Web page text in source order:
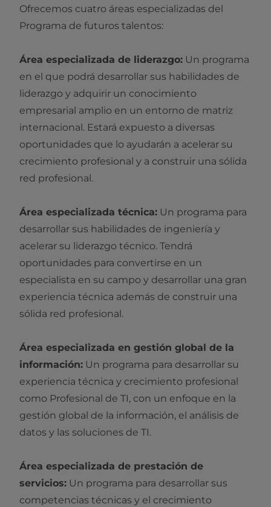
Ofrecemos cuatro áreas especializadas del
Programa de futuros talentos:
Área especializada de liderazgo: Un programa
en el que podrá desarrollar sus habilidades de
liderazgo y adquirir un conocimiento
empresarial amplio en un entorno de matriz
internacional. Estará expuesto a diversas
oportunidades que lo ayudarán a acelerar su
crecimiento profesional y a construir una sólida
red profesional.
Área especializada técnica: Un programa para
desarrollar sus habilidades de ingeniería y
acelerar su liderazgo técnico. Tendrá
oportunidades para convertirse en un
especialista en su campo y desarrollar una gran
experiencia técnica además de construir una
sólida red profesional.
Área especializada en gestión global de la
información: Un programa para desarrollar su
experiencia técnica y crecimiento profesional
como Profesional de TI, con un enfoque en la
gestión global de la información, el análisis de
datos y las soluciones de TI.
Área especializada de prestación de
servicios: Un programa para desarrollar sus
competencias técnicas y el crecimiento